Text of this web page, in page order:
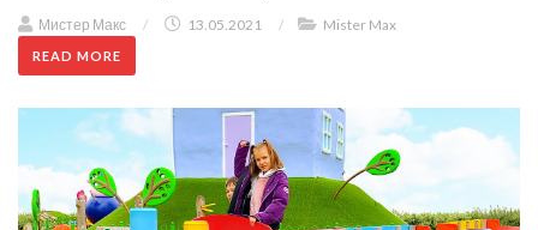
Мистер Макс / 13.05.2021 / Mister Max
READ MORE